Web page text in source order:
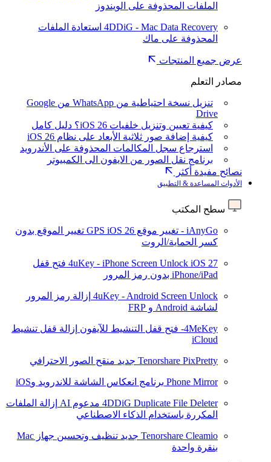
الملفات المحذوفة على الويندوز
4DDiG - Mac Data Recovery استعادة الملفات
المحذوفة على ماك
عرض جميع المنتجات
مصادر التعلم
تنزيل نسخة احتياطية من WhatsApp من Google
Drive
كيفية تعيين وتنزيل خلفيات iOS 26؟ دليل كامل
كيفية إضافة صور ثلاثية الأبعاد على نظام iOS 26
استرجاع سجل المكالمات المحذوفة على الأندرويد
برنامج نقل الصور من الايفون الى الكمبيوتر
نصائح مفيدة أكثر
الأدوات المساعدة & التطبيق
سطح المكتب
iAnyGo - تغيير موقع GPS iOS 26
تغيير الموقع بدون
كسر الحماية/الروت
4uKey - iPhone Screen Unlock iOS 27
فتح قفل
iPhone/iPad بدون رمز المرور
4uKey - Android Screen Unlock إزالة رمز المرور
لشاشة Android و FRP
4MeKey- فتح قفل التنشيط للآيفون
إزالة قفل تنشيط
iCloud
Tenorshare PixPretty جديد منقح الصور الاحترافي
Phone Mirror برنامج انعكاس الشاشة للاندرويد وiOS
4DDiG Duplicate File Deleter مدعوم AI
إزالة الملفات
المكررة باستخدام الذكاء الاصطناعي
Tenorshare Cleamio جديد
تنظيف وتحسين جهاز Mac
بنقرة واحدة